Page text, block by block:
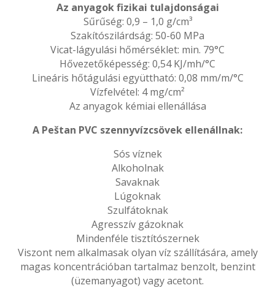
Az anyagok fizikai tulajdonságai
Sűrűség: 0,9 – 1,0 g/cm³
Szakítószilárdság: 50-60 MPa
Vicat-lágyulási hőmérséklet: min. 79°C
Hővezetőképesség: 0,54 KJ/mh/°C
Lineáris hőtágulási együttható: 0,08 mm/m/°C
Vízfelvétel: 4 mg/cm²
Az anyagok kémiai ellenállása
A Peštan PVC szennyvízcsövek ellenállnak:
Sós víznek
Alkoholnak
Savaknak
Lúgoknak
Szulfátoknak
Agresszív gázoknak
Mindenféle tisztítószernek
Viszont nem alkalmasak olyan víz szállítására, amely
magas koncentrációban tartalmaz benzolt, benzint
(üzemanyagot) vagy acetont.